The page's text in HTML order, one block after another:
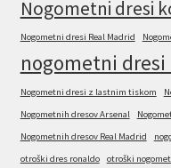
Nogometni dresi
Nogometni dresi Real Madrid
nogometni dresi
Nogometni dresi z lastnim tiskom
Nogometnih dresov Arsenal
Nogometnih dresov Real Madrid
otroški dres ronaldo
otroški